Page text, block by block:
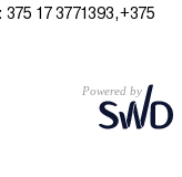
17 3771393,+375